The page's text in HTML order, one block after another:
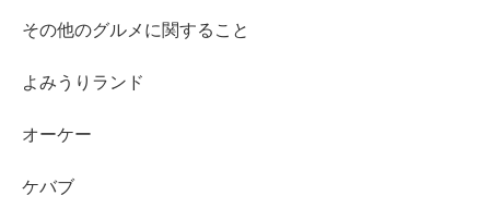
その他のグルメに関すること
よみうりランド
オーケー
ケバブ